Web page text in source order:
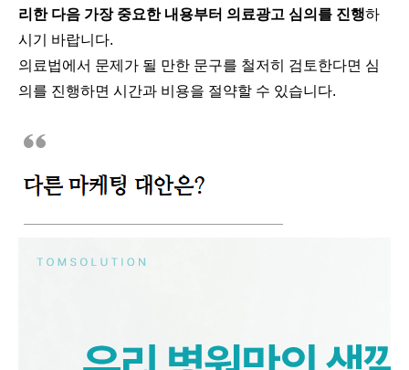
리한 다음 가장 중요한 내용부터 의료광고 심의를 진행하
시기 바랍니다.
의료법에서 문제가 될 만한 문구를 철저히 검토한다면 심
의를 진행하면 시간과 비용을 절약할 수 있습니다.